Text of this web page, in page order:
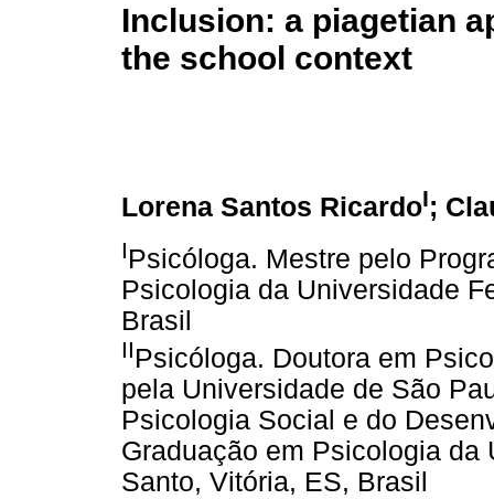
Inclusion: a piagetian
the school context
Lorena Santos RicardoI;
IPsicóloga. Mestre pelo
Psicologia da Universidade
Brasil
IIPsicóloga. Doutora em
pela Universidade de São
Psicologia Social e do
Graduação em Psicologia
Santo, Vitória, ES, Brasil